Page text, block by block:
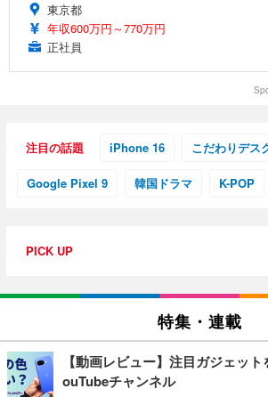
東京都
年収600万円～770万円
正社員
注目の話題 iPhone 16 こだわりデス
Google Pixel 9 韓国ドラマ K-POP
PICK UP
特集・連載
【動画レビュー】注目ガジェッ
ouTubeチャンネル